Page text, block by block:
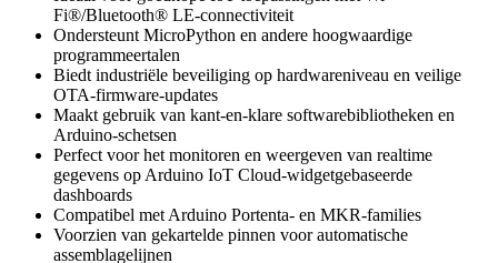
Fi®/Bluetooth® LE-connectiviteit
Ondersteunt MicroPython en andere hoogwaardige
programmeertalen
Biedt industriële beveiliging op hardwareniveau en veilige
OTA-firmware-updates
Maakt gebruik van kant-en-klare softwarebibliotheken en
Arduino-schetsen
Perfect voor het monitoren en weergeven van realtime
gegevens op Arduino IoT Cloud-widgetgebaseerde
dashboards
Compatibel met Arduino Portenta- en MKR-families
Voorzien van gekartelde pinnen voor automatische
assemblagelijnen